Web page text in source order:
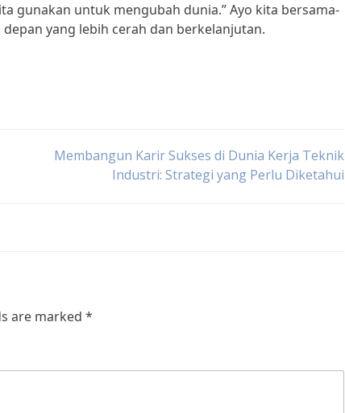
gunakan untuk mengubah dunia.” Ayo kita bersama-
yang lebih cerah dan berkelanjutan.
Membangun Karir Sukses di Dunia Kerja Teknik
Industri: Strategi yang Perlu Diketahui
are marked *